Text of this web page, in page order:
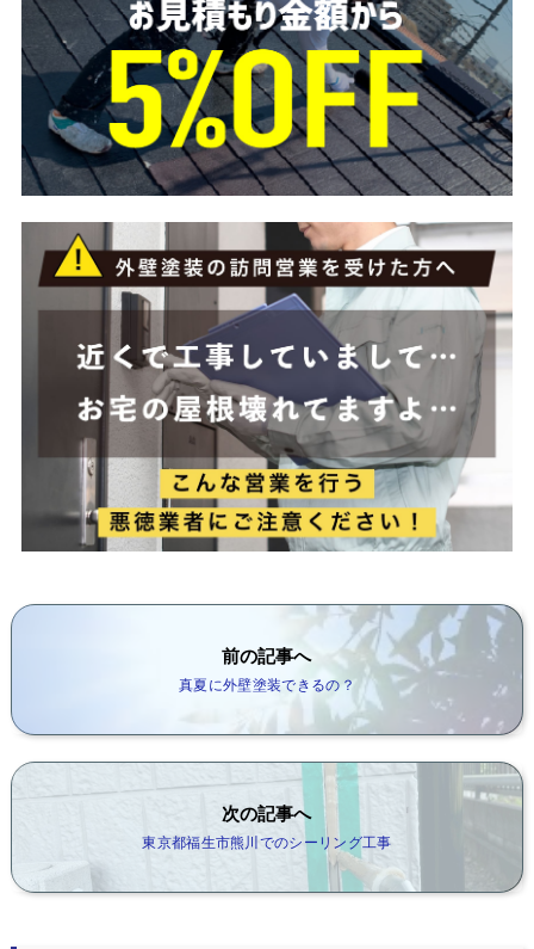
前の記事へ
真夏に外壁塗装できるの？
次の記事へ
東京都福生市熊川でのシーリング工事